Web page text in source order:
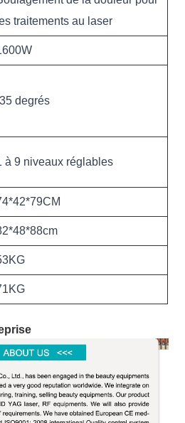
traitements au laser
degrés
à 9 niveaux réglables